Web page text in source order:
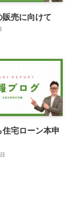
販売に向けて
住宅ローン本申